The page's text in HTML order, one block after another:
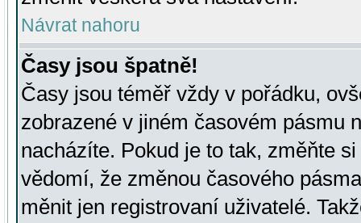
Návrat nahoru
Časy jsou špatně!
Časy jsou téměř vždy v pořádku,
zobrazené v jiném časovém pásmu
nacházíte. Pokud je to tak, změňte
vědomí, že změnou časového
měnit jen registrovaní uživatelé.